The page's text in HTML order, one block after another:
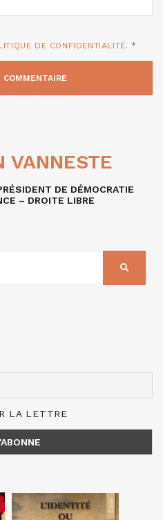
DE CONFIDENTIALITÉ. *
VANNESTE
DE DÉMOCRATIE
– DROITE LIBRE
LA LETTRE